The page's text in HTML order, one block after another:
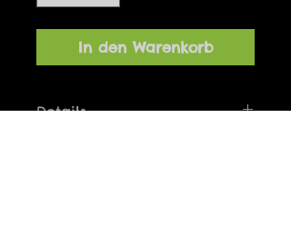
In den Warenkorb
Details